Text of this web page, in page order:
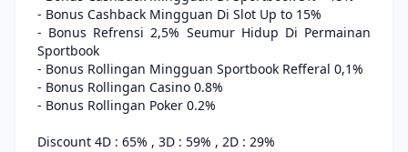
- Bonus Cashback Mingguan Di Slot Up to 15%
- Bonus Refrensi 2,5% Seumur Hidup Di Permainan
Sportbook
- Bonus Rollingan Mingguan Sportbook Refferal 0,1%
- Bonus Rollingan Casino 0.8%
- Bonus Rollingan Poker 0.2%
Discount 4D : 65% , 3D : 59% , 2D : 29%